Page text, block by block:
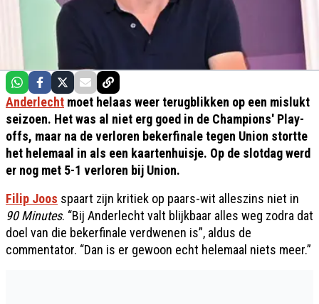
Anderlecht moet helaas weer terugblikken op een mislukt
seizoen. Het was al niet erg goed in de Champions' Play-
offs, maar na de verloren bekerfinale tegen Union stortte
het helemaal in als een kaartenhuisje. Op de slotdag werd
er nog met 5-1 verloren bij Union.
Filip Joos spaart zijn kritiek op paars-wit alleszins niet in
90 Minutes. “Bij Anderlecht valt blijkbaar alles weg zodra dat
doel van die bekerfinale verdwenen is”, aldus de
commentator. “Dan is er gewoon echt helemaal niets meer.”